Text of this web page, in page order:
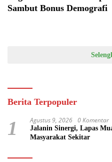
Sambut Bonus Demografi
Berita Terpopuler
1 Agustus 9, 2026 0 Komentar
Jalanin Sinergi, Lapas
Masyarakat Sekitar